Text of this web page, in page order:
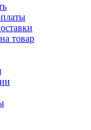
товар